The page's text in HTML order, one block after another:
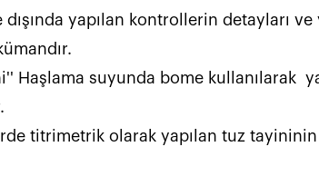
yapılan kontrollerin detayları
Haşlama suyunda bome kullanılarak
titrimetrik olarak yapılan tuz tayininin